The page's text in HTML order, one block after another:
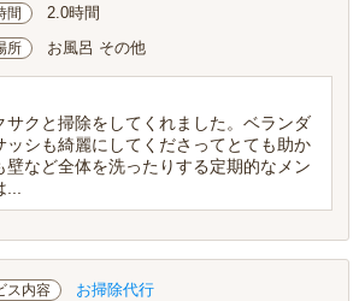
間 2.0時間
所 お風呂 その他
サクと掃除をしてくれました。ベランダ
ッシも綺麗にしてくださってとても助か
壁など全体を洗ったりする定期的なメン
ス内容 お掃除代行